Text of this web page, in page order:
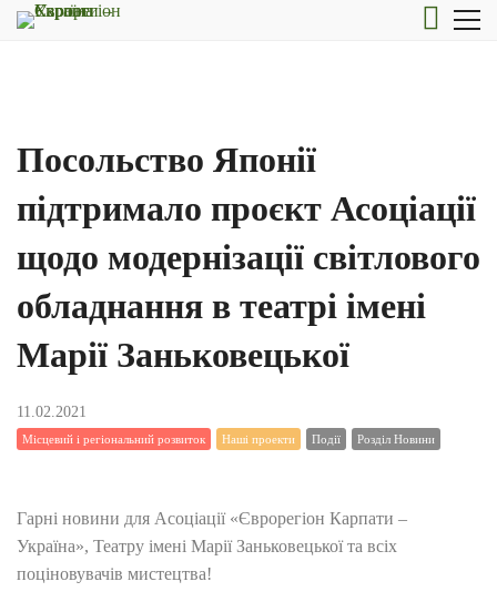
Посольство Японії
підтримало проєкт Асоціації
щодо модернізації світлового
обладнання в театрі імені
Марії Заньковецької
11.02.2021
Місцевий і регіональний розвиток Наші проекти Події Розділ Новини
Гарні новини для Асоціації «Єврорегіон Карпати –
Україна», Театру імені Марії Заньковецької та всіх
поціновувачів мистецтва!